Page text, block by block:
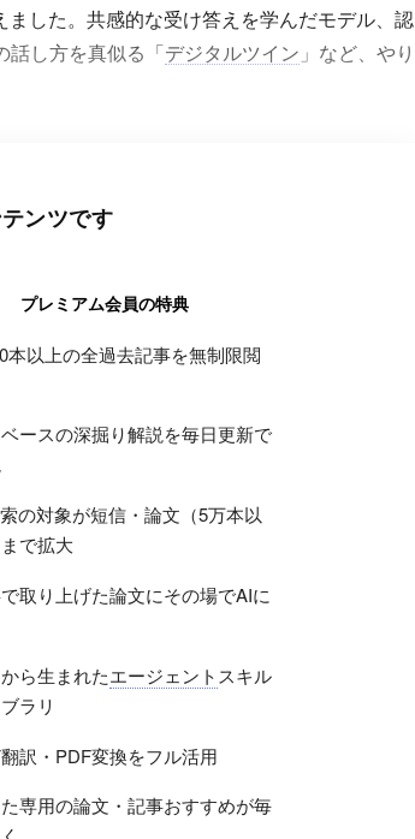
した。共感的な受け答えを学んだモデル、認
し方を真似る「 デジタルツイン 」など、やり
ンツです
プレミアム会員の特典
本以上の全過去記事を無制限閲
ースの深掘り解説を毎日更新で
の対象が短信・論文（5万本以
で拡大
取り上げた論文にその場でAIに
ら生まれたエージェント スキル
ラリ
訳・PDF変換をフル活用
専用の論文・記事おすすめが毎